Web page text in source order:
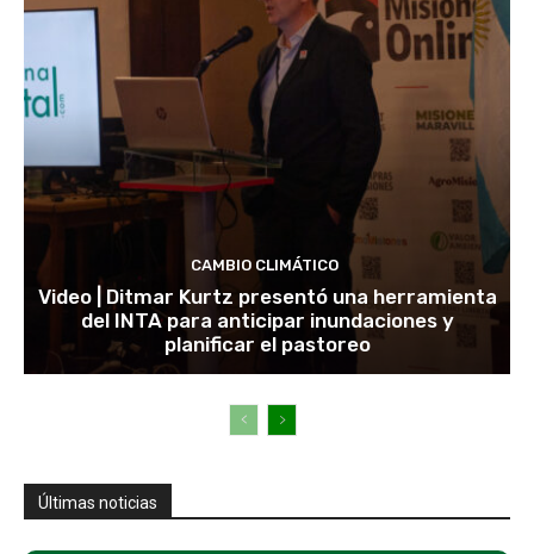
CAMBIO CLIMÁTICO
Video | Ditmar Kurtz presentó una herramienta
del INTA para anticipar inundaciones y
planificar el pastoreo
Últimas noticias